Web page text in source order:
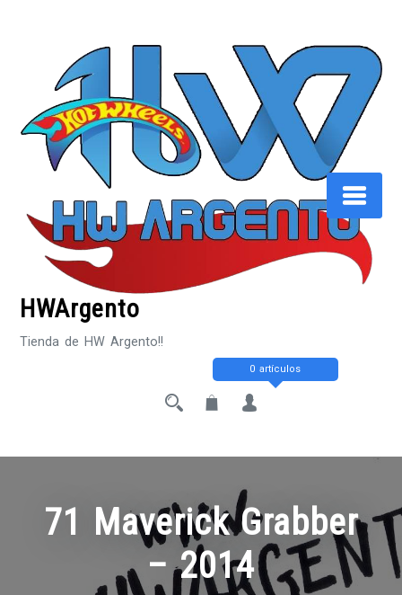
HWArgento
Tienda de HW Argento!!
0 artículos
71 Maverick Grabber
– 2014